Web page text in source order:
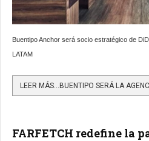
Buentipo Anchor será socio estratégico de
LATAM
FARFETCH redefine la